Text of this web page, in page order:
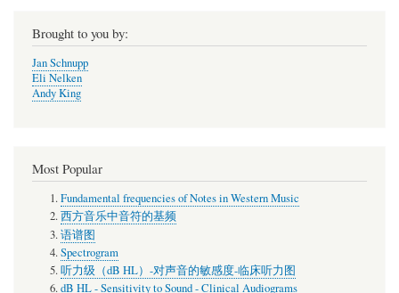
Brought to you by:
Jan Schnupp
Eli Nelken
Andy King
Most Popular
Fundamental frequencies of Notes in Western Music
西方音乐中音符的基频
语谱图
Spectrogram
听力级（dB HL）-对声音的敏感度-临床听力图
dB HL - Sensitivity to Sound - Clinical Audiograms